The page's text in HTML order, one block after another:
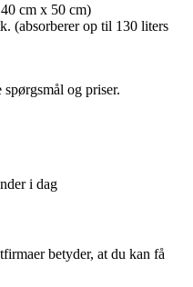
cm x 50 cm)
(absorberer op til 130 liters
og priser.
i dag
betyder, at du kan få